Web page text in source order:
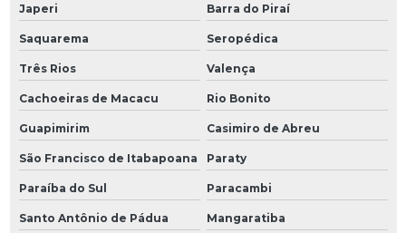
Japeri Barra do Piraí
Saquarema Seropédica
Três Rios Valença
Cachoeiras de Macacu Rio Bonito
Guapimirim Casimiro de Abreu
São Francisco de Itabapoana Paraty
Paraíba do Sul Paracambi
Santo Antônio de Pádua Mangaratiba